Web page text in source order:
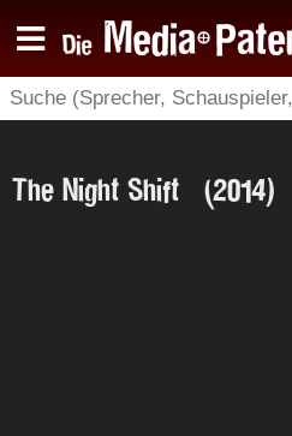
The Night Shift (2014)